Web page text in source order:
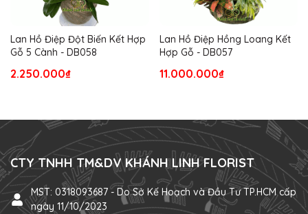
Lan Hồ Điệp Đột Biến Kết Hợp
Gỗ 5 Cành - DB058
2.250.000₫
Lan Hồ Điệp Hồng Loang Kết
Hợp Gỗ - DB057
11.000.000₫
CTY TNHH TM&DV KHÁNH LINH FLORIST
MST: 0318093687 - Do Sở Kế Hoạch và Đầu Tư TP.HCM cấp
ngày 11/10/2023